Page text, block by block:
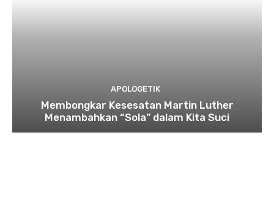
APOLOGETIK
Membongkar Kesesatan Martin Luther
Menambahkan “Sola” dalam Kita Suci